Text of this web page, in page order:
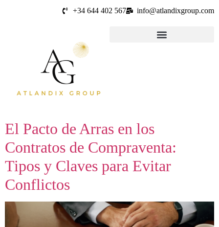
+34 644 402 567 info@atlandixgroup.com
El Pacto de Arras en los
Contratos de Compraventa:
Tipos y Claves para Evitar
Conflictos